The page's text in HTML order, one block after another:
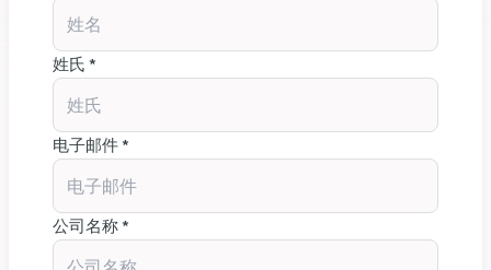
姓氏 *
电子邮件 *
公司名称 *